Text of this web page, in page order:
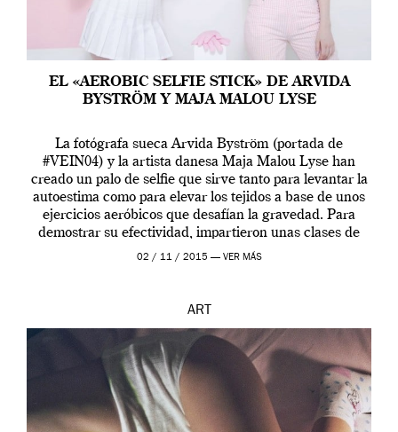
EL «AEROBIC SELFIE STICK» DE ARVIDA
BYSTRÖM Y MAJA MALOU LYSE
La fotógrafa sueca Arvida Byström (portada de
#VEIN04) y la artista danesa Maja Malou Lyse han
creado un palo de selfie que sirve tanto para levantar la
autoestima como para elevar los tejidos a base de unos
ejercicios aeróbicos que desafían la gravedad. Para
demostrar su efectividad, impartieron unas clases de
prueba en el Tate […]
02 / 11 / 2015 — VER MÁS
ART